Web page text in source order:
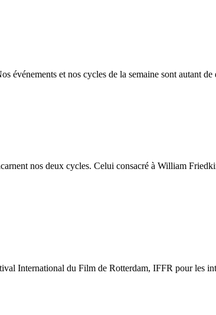
événements et nos cycles de la semaine sont autant de
nos deux cycles. Celui consacré à William
International du Film de Rotterdam, IFFR pour les